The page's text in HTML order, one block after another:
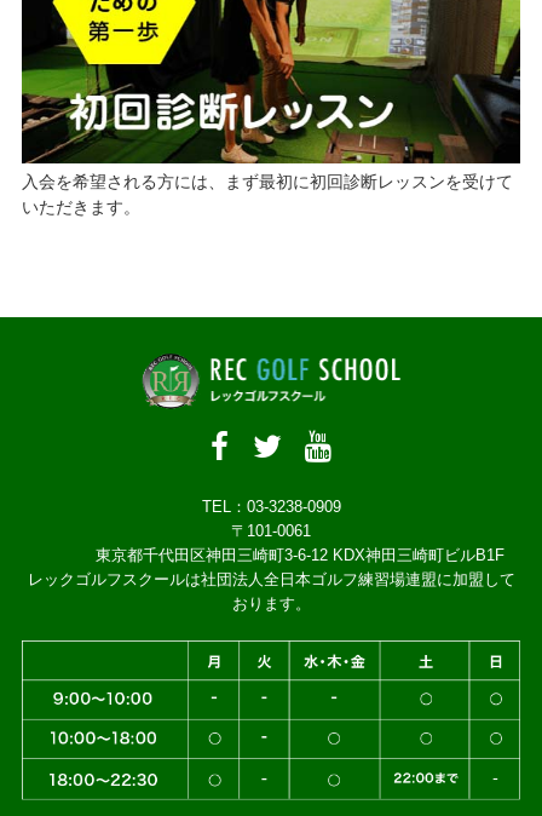
入会を希望される方には、まず最初に初回診断レッスンを受けて
いただきます。
TEL：03-3238-0909
〒101-0061
東京都千代田区神田三崎町3-6-12 KDX神田三崎町ビルB1F
レックゴルフスクールは社団法人全日本ゴルフ練習場連盟に加盟して
おります。